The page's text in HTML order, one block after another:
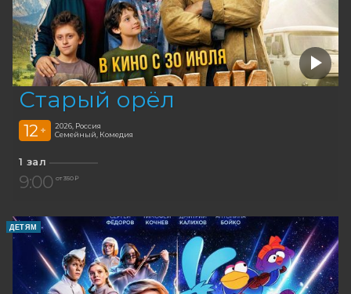
Старый орёл
12 +
2026, Россия
Семейный, Комедия
1 зал
9:00 от 350 ₽
ДЕТЯМ